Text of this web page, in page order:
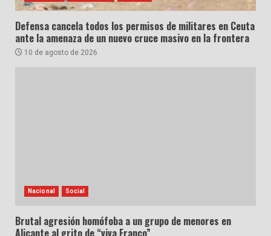
Defensa cancela todos los permisos de militares en Ceuta
ante la amenaza de un nuevo cruce masivo en la frontera
10 de agosto de 2026
Nacional Social
Brutal agresión homófoba a un grupo de menores en
Alicante al grito de “viva Franco”